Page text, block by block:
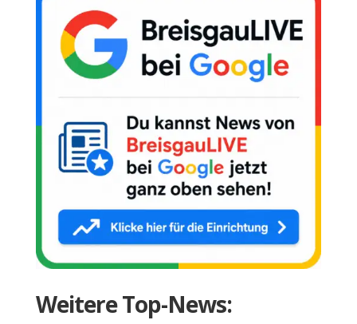
Weitere Top-News: